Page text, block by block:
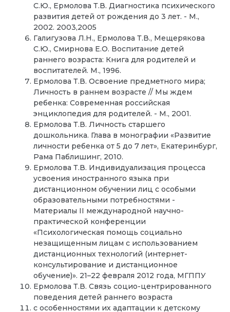
С.Ю., Ермолова Т.В. Диагностика психического
развития детей от рождения до 3 лет. - М.,
2002. 2003,2005
Галигузова Л.Н., Ермолова Т.В., Мещерякова
С.Ю., Смирнова Е.О. Воспитание детей
раннего возраста: Книга для родителей и
воспитателей. М., 1996.
Ермолова Т.В. Освоение предметного мира;
Личность в раннем возрасте // Мы ждем
ребенка: Современная российская
энциклопедия для родителей. - М., 2001.
Ермолова Т.В. Личность старшего
дошкольника. Глава в монографии «Развитие
личности ребенка от 5 до 7 лет», Екатеринбург,
Рама Паблишинг, 2010.
Ермолова Т.В. Индивидуализация процесса
усвоения иностранного языка при
дистанционном обучении лиц с особыми
образовательными потребностями -
Материалы II международной научно-
практической конференции
«Психологическая помощь социально
незащищенным лицам с использованием
дистанционных технологий (интернет-
консультирование и дистанционное
обучение)». 21–22 февраля 2012 года, МГППУ
Ермолова Т.В. Cвязь социо-центрированного
поведения детей раннего возраста
с особенностями их адаптации к детскому